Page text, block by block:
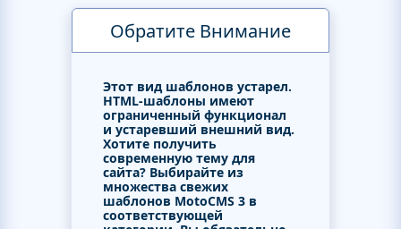
Обратите Внимание
Этот вид шаблонов устарел.
HTML-шаблоны имеют
ограниченный функционал
и устаревший внешний вид.
Хотите получить
современную тему для
сайта? Выбирайте из
множества свежих
шаблонов MotoCMS 3 в
соответствующей